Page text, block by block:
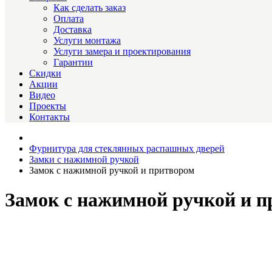
Как сделать заказ
Оплата
Доставка
Услуги монтажа
Услуги замера и проектирования
Гарантии
Скидки
Акции
Видео
Проекты
Контакты
Фурнитура для стеклянных распашных дверей
Замки с нажимной ручкой
Замок с нажимной ручкой и притвором
Замок с нажимной ручкой и